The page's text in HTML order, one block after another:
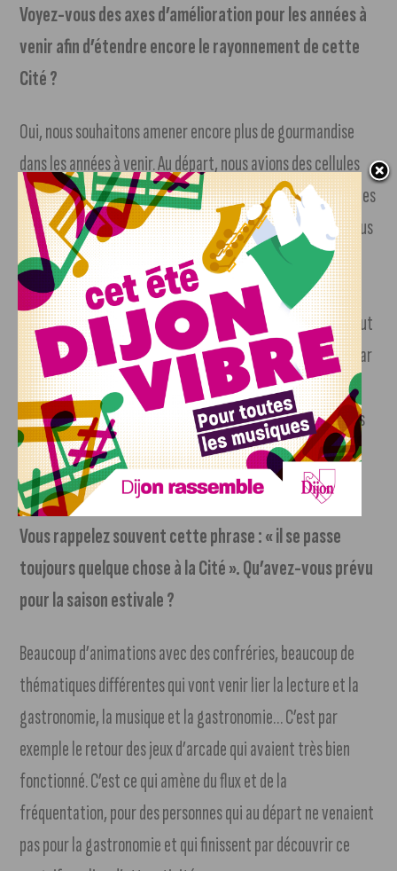
Voyez-vous des axes d’amélioration pour les années à
venir afin d’étendre encore le rayonnement de cette
Cité ?
Oui, nous souhaitons amener encore plus de gourmandise
dans les années à venir. Au départ, nous avions des cellules
commerciales dans le village qui étaient un peu trop repliées
sur elles-mêmes. Or, depuis maintenant quelques mois, nous
avons transformé cet espace en Food-court avec la
possibilité d’acheter et manger sur place des produits
cuisinés directement dans les boutiques. Maintenant, il faut
réserver si on veut venir manger les week-ends à la cité, car
il y a énormément de monde. Le rooftop de la cuisine
expérientielle va aussi pouvoir accueillir du monde avec les
beaux jours, donc il y a beaucoup de possibilités
d’amélioration.
Vous rappelez souvent cette phrase : « il se passe
toujours quelque chose à la Cité ». Qu’avez-vous prévu
pour la saison estivale ?
Beaucoup d’animations avec des confréries, beaucoup de
thématiques différentes qui vont venir lier la lecture et la
gastronomie, la musique et la gastronomie… C’est par
exemple le retour des jeux d’arcade qui avaient très bien
fonctionné. C’est ce qui amène du flux et de la
fréquentation, pour des personnes qui au départ ne venaient
pas pour la gastronomie et qui finissent par découvrir ce